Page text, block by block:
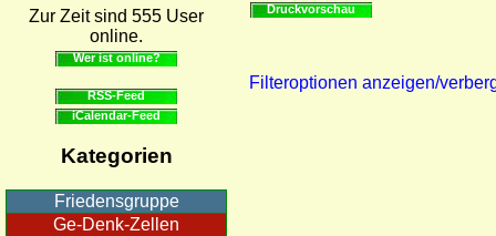
Zur Zeit sind 555 User
online.
Wer ist online?
RSS-Feed
iCalendar-Feed
Kategorien
Friedensgruppe
Ge-Denk-Zellen
Druckvorschau
Filteroptionen anzeigen/